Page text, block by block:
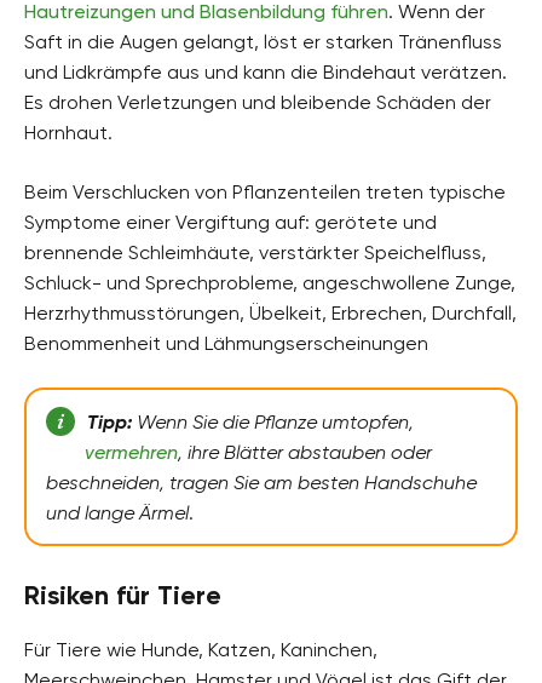
Hautreizungen und Blasenbildung führen. Wenn der
Saft in die Augen gelangt, löst er starken Tränenfluss
und Lidkrämpfe aus und kann die Bindehaut verätzen.
Es drohen Verletzungen und bleibende Schäden der
Hornhaut.
Beim Verschlucken von Pflanzenteilen treten typische
Symptome einer Vergiftung auf: gerötete und
brennende Schleimhäute, verstärkter Speichelfluss,
Schluck- und Sprechprobleme, angeschwollene Zunge,
Herzrhythmusstörungen, Übelkeit, Erbrechen, Durchfall,
Benommenheit und Lähmungserscheinungen
Tipp:Wenn Sie die Pflanze umtopfen,
vermehren, ihre Blätter abstauben oder
beschneiden, tragen Sie am besten Handschuhe
und lange Ärmel.
Risiken für Tiere
Für Tiere wie Hunde, Katzen, Kaninchen,